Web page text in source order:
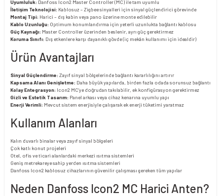
Uyumluluk: Danfoss Icon2 Master Controller (MC) ile tam uyumlu
İletişim Teknolojisi: Kablosuz – Zigbee sinyalleri için sinyal güçlendirici görevinde
Montaj Tipi: Harici – dış kabin veya pano üzerine monte edilebilir
Kablo Uzunluğu: Optimum konumlandırma için yeterli uzunlukta bağlantı kablosu
Güç Kaynağı: Master Controller üzerinden beslenir, ayrı güç gerektirmez
Koruma Sınıfı: Dış etkenlere karşı dayanıklı gövde (iç mekân kullanımı için idealdir)
Ürün Avantajları
Sinyal Güçlendirme: Zayıf sinyal bölgelerinde bağlantı kararlılığını artırır
Kapsama Alanı Genişletme: Daha büyük yapılarda, birden fazla odada sorunsuz bağlantı
Kolay Entegrasyon: Icon2 MC’ye doğrudan takılabilir, ek konfigürasyon gerektirmez
Gizli ve Estetik Tasarım: Panel arkası veya cihaz kenarına uyumlu yapı
Enerji Verimli: Mevcut sistem enerjisiyle çalışarak ek enerji tüketimi yaratmaz
Kullanım Alanları
Kalın duvarlı binalar veya zayıf sinyal bölgeleri
Çok katlı konut projeleri
Otel, ofis ve ticari alanlardaki merkezi ısıtma sistemleri
Geniş metrekareye sahip yerden ısıtma sistemleri
Danfoss Icon2 kablosuz cihazlarının güvenilir çalışması gereken tüm yapılar
Neden Danfoss Icon2 MC Harici Anten?